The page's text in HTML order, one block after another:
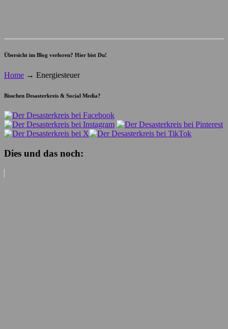
Übersicht im Blog verloren? Hier bist Du!
Home → Energiesteuer
Bisschen Desasterkreis & Social Media?
Dies und das noch: